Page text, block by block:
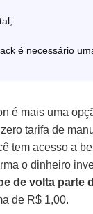
é necessário
é mais uma
tarifa de
tem acesso a
o dinheiro
de volta parte
de R$ 1,00.